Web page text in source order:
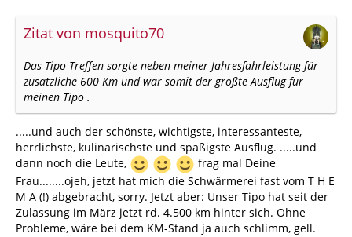
Zitat von mosquito70
Das Tipo Treffen sorgte neben meiner Jahresfahrleistung für
zusätzliche 600 Km und war somit der größte Ausflug für
meinen Tipo .
.....und auch der schönste, wichtigste, interessanteste,
herrlichste, kulinarischste und spaßigste Ausflug. .....und
dann noch die Leute,
frag mal Deine
Frau........ojeh, jetzt hat mich die Schwärmerei fast vom T H E
M A (!) abgebracht, sorry. Jetzt aber: Unser Tipo hat seit der
Zulassung im März jetzt rd. 4.500 km hinter sich. Ohne
Probleme, wäre bei dem KM-Stand ja auch schlimm, gell.